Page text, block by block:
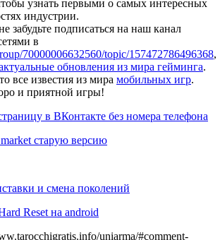
узнать первыми о самых интересных
индустрии.
забудьте подписаться на наш канал
в
70000006632560/topic/157472786496368,
обновления из мира гейминга.
все известия из мира мобильных игр.
и приятной игры!
в ВКонтакте без номера телефона
старую версию
и смена поколений
Reset на android
uniarma/#comment-